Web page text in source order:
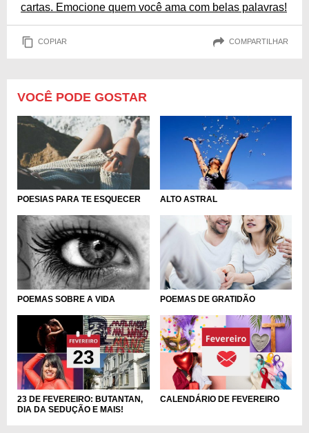
cartas. Emocione quem você ama com belas palavras!
COPIAR COMPARTILHAR
VOCÊ PODE GOSTAR
POESIAS PARA TE ESQUECER ALTO ASTRAL
POEMAS SOBRE A VIDA POEMAS DE GRATIDÃO
23 DE FEVEREIRO: BUTANTAN,
DIA DA SEDUÇÃO E MAIS!
CALENDÁRIO DE FEVEREIRO